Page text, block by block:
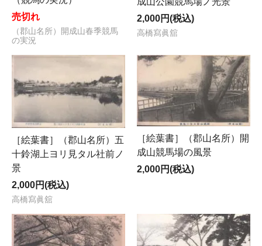
売切れ
（郡山名所）開成山春季競馬
の実況
2,000円(税込)
高橋寫眞舘
［絵葉書］（郡山名所）五
十鈴湖上ヨリ見タル社前ノ
景
2,000円(税込)
高橋寫眞舘
［絵葉書］（郡山名所）開
成山競馬場の風景
2,000円(税込)